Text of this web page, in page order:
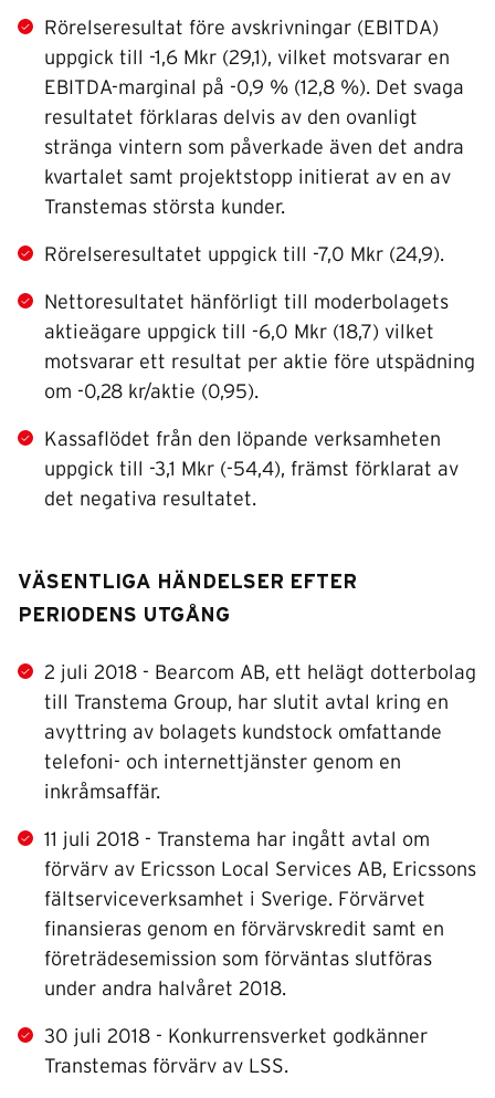
Rörelseresultat före avskrivningar (EBITDA)
uppgick till -1,6 Mkr (29,1), vilket motsvarar en
EBITDA-marginal på -0,9 % (12,8 %). Det svaga
resultatet förklaras delvis av den ovanligt
stränga vintern som påverkade även det andra
kvartalet samt projektstopp initierat av en av
Transtemas största kunder.
Rörelseresultatet uppgick till -7,0 Mkr (24,9).
Nettoresultatet hänförligt till moderbolagets
aktieägare uppgick till -6,0 Mkr (18,7) vilket
motsvarar ett resultat per aktie före utspädning
om -0,28 kr/aktie (0,95).
Kassaflödet från den löpande verksamheten
uppgick till -3,1 Mkr (-54,4), främst förklarat av
det negativa resultatet.
VÄSENTLIGA HÄNDELSER EFTER
PERIODENS UTGÅNG
2 juli 2018 - Bearcom AB, ett helägt dotterbolag
till Transtema Group, har slutit avtal kring en
avyttring av bolagets kundstock omfattande
telefoni- och internettjänster genom en
inkråmsaffär.
11 juli 2018 - Transtema har ingått avtal om
förvärv av Ericsson Local Services AB, Ericssons
fältserviceverksamhet i Sverige. Förvärvet
finansieras genom en förvärvskredit samt en
företrädesemission som förväntas slutföras
under andra halvåret 2018.
30 juli 2018 - Konkurrensverket godkänner
Transtemas förvärv av LSS.